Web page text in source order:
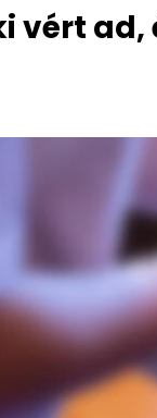
vért ad,